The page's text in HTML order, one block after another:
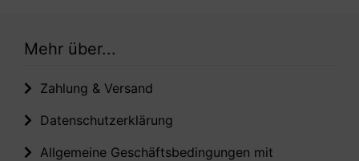
Mehr über...
Zahlung & Versand
Datenschutzerklärung
Allgemeine Geschäftsbedingungen mit